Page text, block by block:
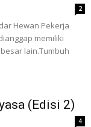
2
Hewan Pekerja
memiliki
lain.Tumbuh
(Edisi 2)
4